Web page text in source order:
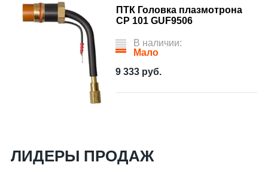
ПТК Головка плазмотрона
CP 101 GUF9506
В наличии:
Мало
9 333 руб.
ЛИДЕРЫ ПРОДАЖ